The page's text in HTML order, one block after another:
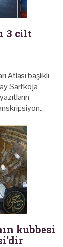
3 cilt
Atlası başlıklı
Sartkoja
kubbesi